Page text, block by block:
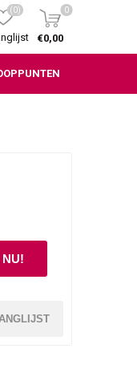
(0) 0
€0,00